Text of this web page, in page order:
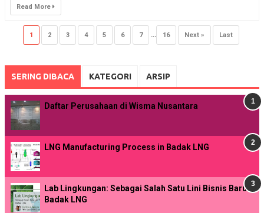
Read More
1 2 3 4 5 6 7 ... 16 Next » Last
SERING DIBACA KATEGORI ARSIP
Daftar Perusahaan di Wisma Nusantara
LNG Manufacturing Process in Badak LNG
Lab Lingkungan: Sebagai Salah Satu Lini Bisnis Baru
Badak LNG